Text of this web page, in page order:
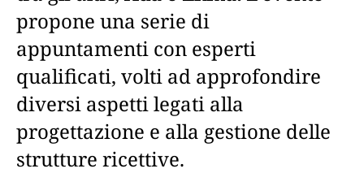
propone una serie di
appuntamenti con esperti
qualificati, volti ad approfondire
diversi aspetti legati alla
progettazione e alla gestione delle
strutture ricettive.